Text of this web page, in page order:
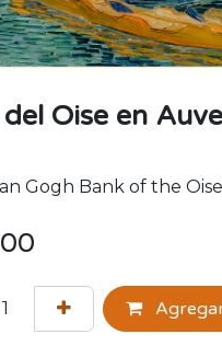
Oise en
Gogh Bank of the